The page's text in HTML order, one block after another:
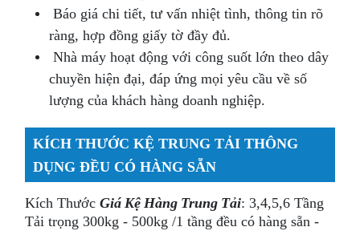
Báo giá chi tiết, tư vấn nhiệt tình, thông tin rõ
ràng, hợp đồng giấy tờ đầy đủ.
Nhà máy hoạt động với công suốt lớn theo dây
chuyền hiện đại, đáp ứng mọi yêu cầu về số
lượng của khách hàng doanh nghiệp.
KÍCH THƯỚC KỆ TRUNG TẢI THÔNG
DỤNG ĐỀU CÓ HÀNG SẴN
Kích ThướcGiá Kệ Hàng Trung Tải: 3,4,5,6 Tầng
Tải trọng 300kg - 500kg /1 tầng đều có hàng sẵn -